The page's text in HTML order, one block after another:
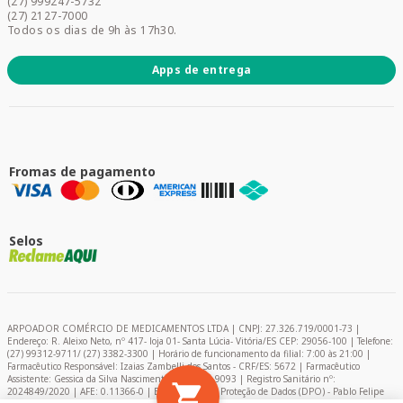
Promoções
(27) 2127-7000
Todos os dias de 9h às 17h30.
Apps de entrega
Fromas de pagamento
Selos
ARPOADOR COMÉRCIO DE MEDICAMENTOS LTDA | CNPJ: 27.326.719/0001-73 |
Endereço: R. Aleixo Neto, nº 417- loja 01- Santa Lúcia- Vitória/ES CEP: 29056-100 | Telefone:
(27) 99312-9711/ (27) 3382-3300 | Horário de funcionamento da filial: 7:00 às 21:00 |
Farmacêutico Responsável: Izaias Zambelli dos Santos - CRF/ES: 5672 | Farmacêutico
Assistente: Gessica da Silva Nascimento – CRF/ES: 9093 | Registro Sanitário nº:
2024849/2020 | AFE: 0.11366-0 | Encarregado de Proteção de Dados (DPO) - Pablo Felipe